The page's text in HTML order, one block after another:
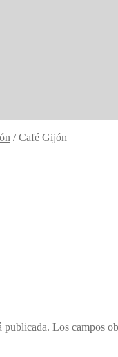
/Café Gijón
publicada. Los campos